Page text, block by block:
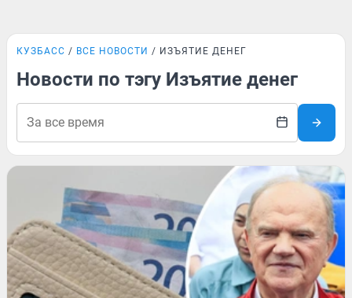
КУЗБАСС ВСЕ НОВОСТИ ИЗЪЯТИЕ ДЕНЕГ
Новости по тэгу Изъятие денег